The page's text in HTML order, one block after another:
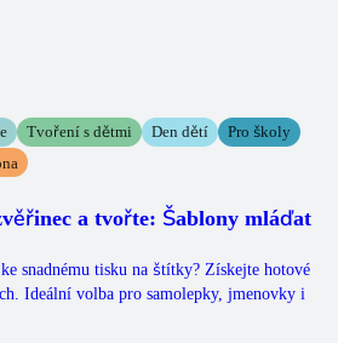
Tvoření s dětmi Den dětí
Pro školy
a tvořte: Šablony mláďat
snadnému tisku na štítky? Získejte hotové
Ideální volba pro samolepky, jmenovky i